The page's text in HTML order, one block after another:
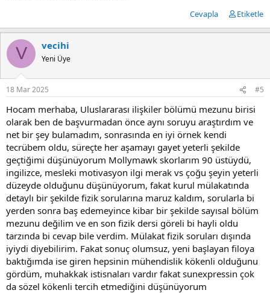
Cevapla Etiketle
V vecihi
Yeni Üye
18 Mar 2025 #5
Hocam merhaba, Uluslararası ilişkiler bölümü mezunu birisi
olarak ben de başvurmadan önce aynı soruyu araştırdım ve
net bir şey bulamadım, sonrasında en iyi örnek kendi
tecrübem oldu, süreçte her aşamayı gayet yeterli şekilde
geçtiğimi düşünüyorum Mollymawk skorlarım 90 üstüydü,
ingilizce, mesleki motivasyon ilgi merak vs çoğu şeyin yeterli
düzeyde olduğunu düşünüyorum, fakat kurul mülakatında
detaylı bir şekilde fizik sorularına maruz kaldım, sorularla bi
yerden sonra baş edemeyince kibar bir şekilde sayısal bölüm
mezunu değilim ve en son fizik dersi göreli bi hayli oldu
tarzında bi cevap bile verdim. Mülakat fizik soruları dışında
iyiydi diyebilirim. Fakat sonuç olumsuz, yeni başlayan filoya
baktığımda ise giren hepsinin mühendislik kökenli olduğunu
gördüm, muhakkak istisnaları vardır fakat sunexpressin çok
da sözel kökenli tercih etmediğini düşünüyorum